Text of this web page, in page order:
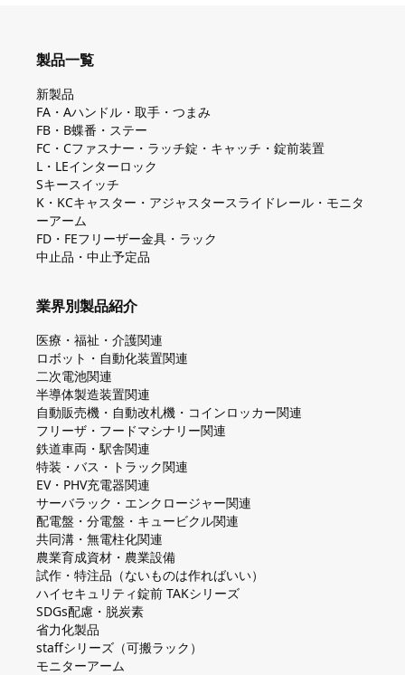
製品一覧
新製品
FA・Aハンドル・取手・つまみ
FB・B蝶番・ステー
FC・Cファスナー・ラッチ錠・キャッチ・錠前装置
L・LEインターロック
Sキースイッチ
K・KCキャスター・アジャスタースライドレール・モニタ
ーアーム
FD・FEフリーザー金具・ラック
中止品・中止予定品
業界別製品紹介
医療・福祉・介護関連
ロボット・自動化装置関連
二次電池関連
半導体製造装置関連
自動販売機・自動改札機・コインロッカー関連
フリーザ・フードマシナリー関連
鉄道車両・駅舎関連
特装・バス・トラック関連
EV・PHV充電器関連
サーバラック・エンクロージャー関連
配電盤・分電盤・キュービクル関連
共同溝・無電柱化関連
農業育成資材・農業設備
試作・特注品（ないものは作ればいい）
ハイセキュリティ錠前 TAKシリーズ
SDGs配慮・脱炭素
省力化製品
staffシリーズ（可搬ラック）
モニターアーム